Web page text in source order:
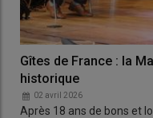
Gîtes de France : la
historique
02 avril 2026
Après 18 ans de bons et